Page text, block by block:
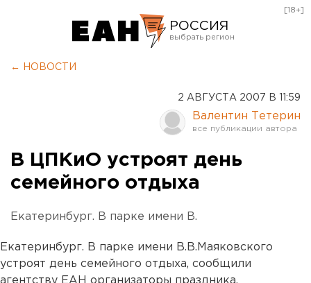
РОССИЯ
Курган
Оренбург
[18+]
← НОВОСТИ
2 АВГУСТА 2007 В 11:59
Валентин Тетерин
В ЦПКиО устроят день
семейного отдыха
Екатеринбург. В парке имени В.
Екатеринбург. В парке имени В.В.Маяковского
устроят день семейного отдыха, сообщили
агентству ЕАН организаторы праздника.